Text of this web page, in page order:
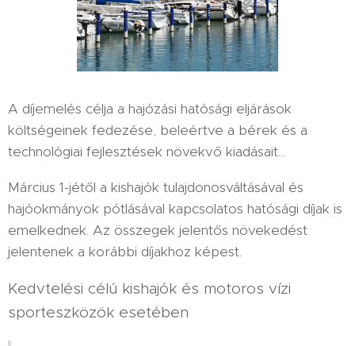
A díjemelés célja a hajózási hatósági eljárások
költségeinek fedezése, beleértve a bérek és a
technológiai fejlesztések növekvő kiadásait...
Március 1-jétől a kishajók tulajdonosváltásával és
hajóokmányok pótlásával kapcsolatos hatósági díjak is
emelkednek. Az összegek jelentős növekedést
jelentenek a korábbi díjakhoz képest.
Kedvtelési célú kishajók és motoros vízi
sporteszközök esetében